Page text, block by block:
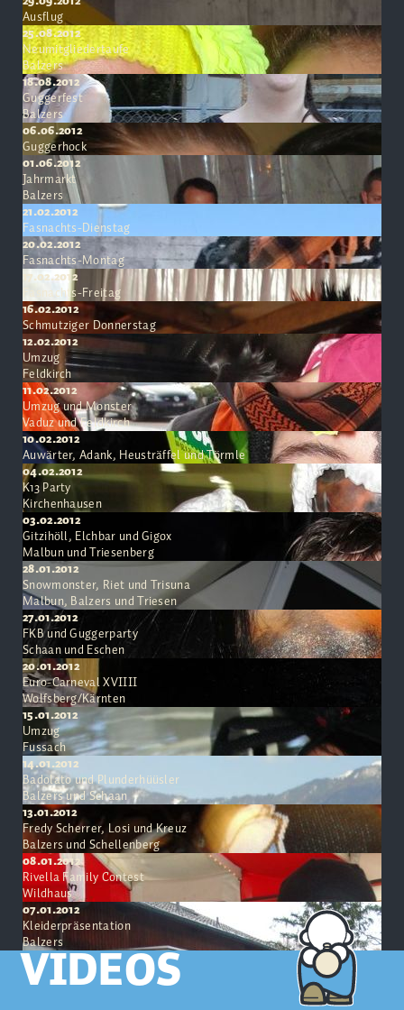
Ausflug
25.08.2012
Neumitgliedertaufe
Balzers
18.08.2012
Guggerfest
Balzers
06.06.2012
Guggerhock
01.06.2012
Jahrmarkt
Balzers
21.02.2012
Fasnachts-Dienstag
20.02.2012
Fasnachts-Montag
17.02.2012
Fasnachts-Freitag
16.02.2012
Schmutziger Donnerstag
12.02.2012
Umzug
Feldkirch
11.02.2012
Umzug und Monster
Vaduz und Feldkirch
10.02.2012
Auwärter, Adank, Heusträffel und Törmle
04.02.2012
K13 Party
Kirchenhausen
03.02.2012
Gitzihöll, Elchbar und Gigox
Malbun und Triesenberg
28.01.2012
Snowmonster, Riet und Trisuna
Malbun, Balzers und Triesen
27.01.2012
FKB und Guggerparty
Schaan und Eschen
20.01.2012
Euro-Carneval XVIIII
Wolfsberg/Kärnten
15.01.2012
Umzug
Fussach
14.01.2012
Badolato und Plunderhüüsler
Balzers und Schaan
13.01.2012
Fredy Scherrer, Losi und Kreuz
Balzers und Schellenberg
08.01.2012
Rivella Family Contest
Wildhaus
07.01.2012
Kleiderpräsentation
Balzers
VIDEOS